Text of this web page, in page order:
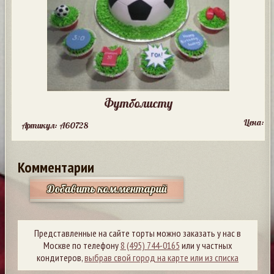
Футболисту
Артикул: A60728 Цена:
Комментарии
Добавить комментарий
Представленные на сайте торты можно заказать у нас в
Москве по телефону8 (495) 744-0165 или у частных
кондитеров,выбрав свой город на карте или из списка